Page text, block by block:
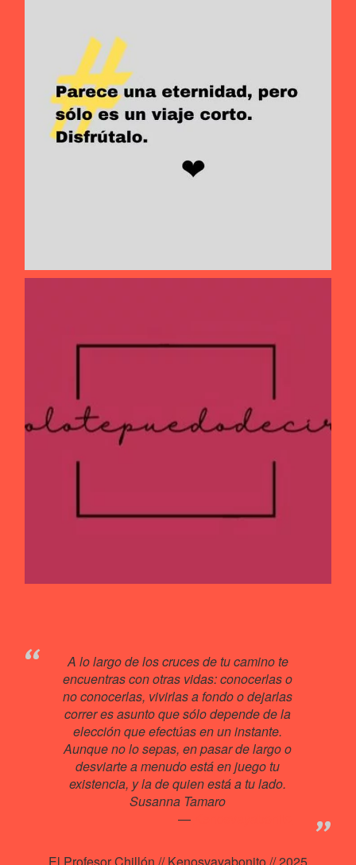
A lo largo de los cruces de tu camino te
encuentras con otras vidas: conocerlas o
no conocerlas, vivirlas a fondo o dejarlas
correr es asunto que sólo depende de la
elección que efectúas en un instante.
Aunque no lo sepas, en pasar de largo o
desviarte a menudo está en juego tu
existencia, y la de quien está a tu lado.
Susanna Tamaro